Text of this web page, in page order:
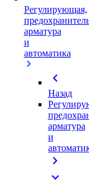
Регулирующая,
арматура
и
автоматика
chevron_left
Назад
арматура
и
chevron_right
expand_more